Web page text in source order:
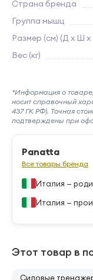
Страна бренда
Группа мышц
Размер (см) (Д х Ш х
Вес (кг)
*Информация о
носит справочный
437 ГК РФ). Точная
подтверждены при
Panatta
Все товары бренда
Италия —
Италия —
Этот товар в
Силовые